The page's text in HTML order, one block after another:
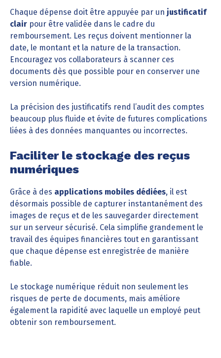
Chaque dépense doit être appuyée par un justificatif
clair pour être validée dans le cadre du
remboursement. Les reçus doivent mentionner la
date, le montant et la nature de la transaction.
Encouragez vos collaborateurs à scanner ces
documents dès que possible pour en conserver une
version numérique.
La précision des justificatifs rend l’audit des comptes
beaucoup plus fluide et évite de futures complications
liées à des données manquantes ou incorrectes.
Faciliter le stockage des reçus
numériques
Grâce à des applications mobiles dédiées, il est
désormais possible de capturer instantanément des
images de reçus et de les sauvegarder directement
sur un serveur sécurisé. Cela simplifie grandement le
travail des équipes financières tout en garantissant
que chaque dépense est enregistrée de manière
fiable.
Le stockage numérique réduit non seulement les
risques de perte de documents, mais améliore
également la rapidité avec laquelle un employé peut
obtenir son remboursement.